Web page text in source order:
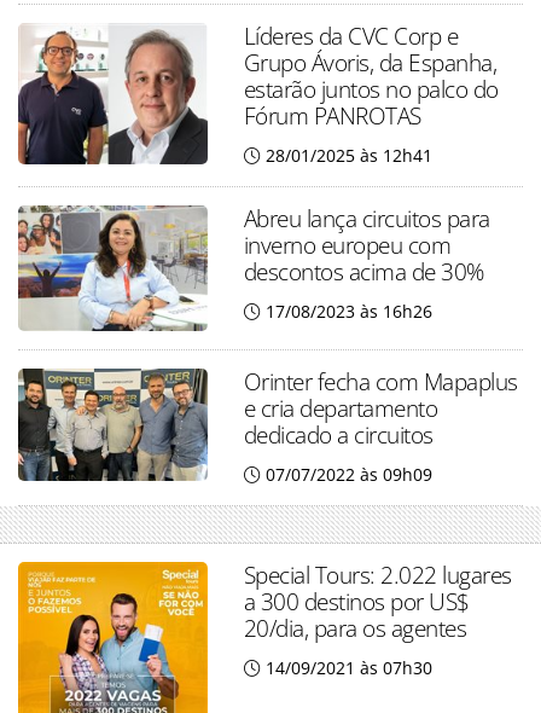
Líderes da CVC Corp e
Grupo Ávoris, da Espanha,
estarão juntos no palco do
Fórum PANROTAS
28/01/2025 às 12h41
Abreu lança circuitos para
inverno europeu com
descontos acima de 30%
17/08/2023 às 16h26
Orinter fecha com Mapaplus
e cria departamento
dedicado a circuitos
07/07/2022 às 09h09
Special Tours: 2.022 lugares
a 300 destinos por US$
20/dia, para os agentes
14/09/2021 às 07h30